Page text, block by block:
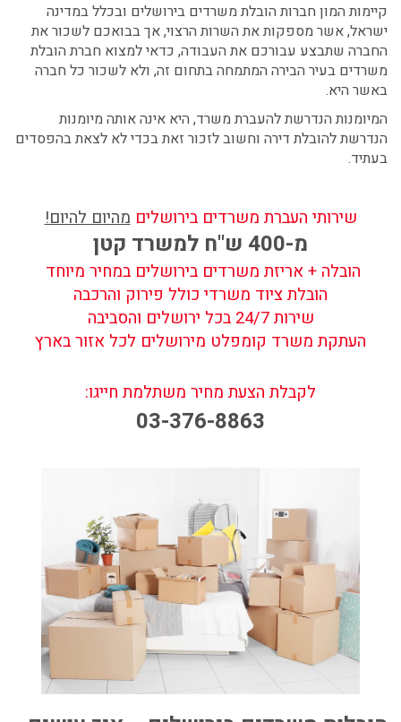
קיימות המון חברות הובלת משרדים בירושלים ובכלל במדינה
ישראל, אשר מספקות את השרות הרצוי, אך בבואכם לשכור את
החברה שתבצע עבורכם את העבודה, כדאי למצוא חברת הובלת
משרדים בעיר הבירה המתמחה בתחום זה, ולא לשכור כל חברה
באשר היא.
המיומנות הנדרשת להעברת משרד, היא אינה אותה מיומנות
הנדרשת להובלת דירה וחשוב לזכור זאת בכדי לא לצאת בהפסדים
בעתיד.
שירותי העברת משרדים בירושליםמהיום להיום!
מ-400 ש"ח למשרד קטן
הובלה + אריזת משרדים בירושלים במחיר מיוחד
הובלת ציוד משרדי כולל פירוק והרכבה
שירות 24/7 בכל ירושלים והסביבה
העתקת משרד קומפלט מירושלים לכל אזור בארץ
לקבלת הצעת מחיר משתלמת חייגו:
03-376-8863